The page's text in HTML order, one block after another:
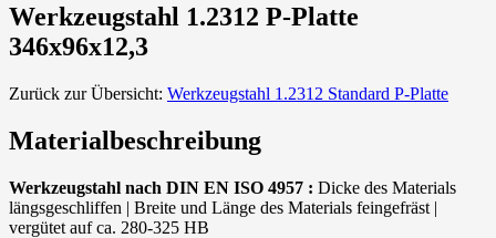
Werkzeugstahl 1.2312 P-Platte
346x96x12,3
Zurück zur Übersicht: Werkzeugstahl 1.2312 Standard P-Platte
Materialbeschreibung
Werkzeugstahl nach DIN EN ISO 4957 : Dicke des Materials
längsgeschliffen | Breite und Länge des Materials feingefräst |
vergütet auf ca. 280-325 HB